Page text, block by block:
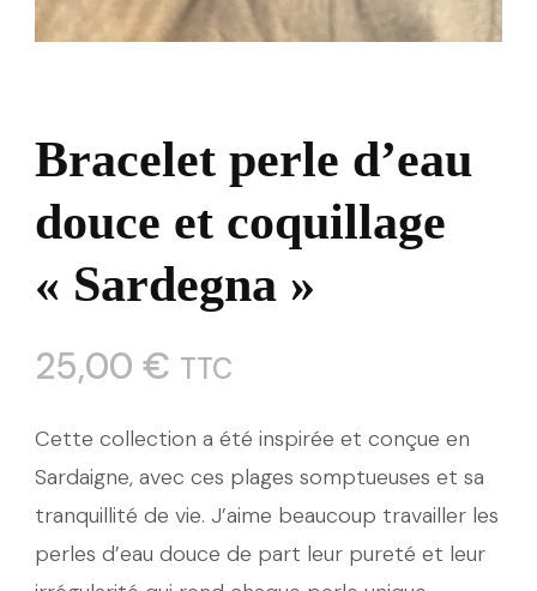
Bracelet perle d’eau
douce et coquillage
« Sardegna »
25,00 € TTC
Cette collection a été inspirée et conçue en
Sardaigne, avec ces plages somptueuses et sa
tranquillité de vie. J’aime beaucoup travailler les
perles d’eau douce de part leur pureté et leur